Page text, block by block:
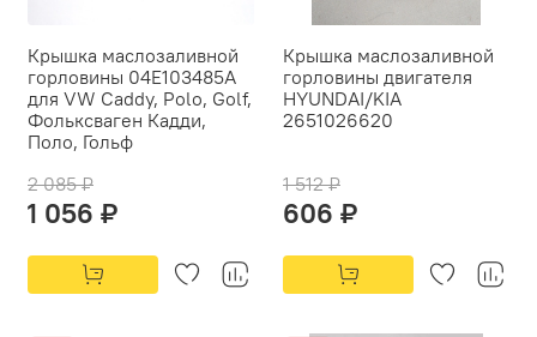
Крышка маслозаливной
горловины 04E103485A
для VW Caddy, Polo, Golf,
Фольксваген Кадди,
Поло, Гольф
2 085 ₽
1 056 ₽
Крышка маслозаливной
горловины двигателя
HYUNDAI/KIA
2651026620
1 512 ₽
606 ₽